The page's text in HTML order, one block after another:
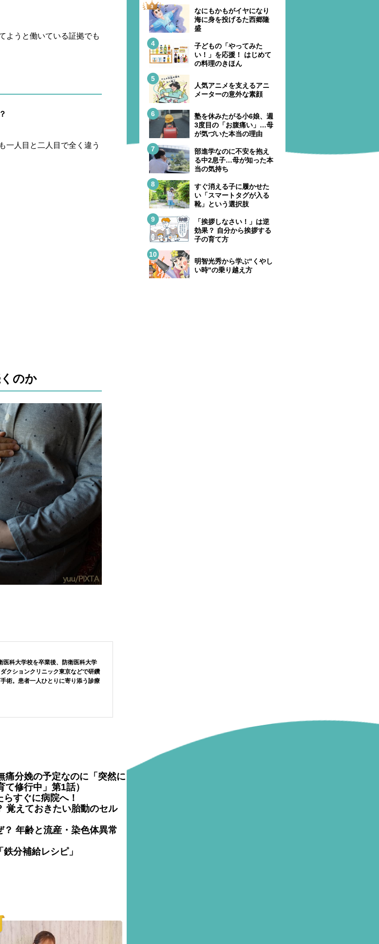
ようと働いている証拠でも
一人目と二人目で全く違う
のか
科大学校を卒業後、防衛医科大学
クションクリニック東京などで研鑽
術。患者一人ひとりに寄り添う診療
分娩の予定なのに「突然に
修行中」第1話）
すぐに病院へ！
覚えておきたい胎動のセル
年齢と流産・染色体異常
分補給レシピ」
なにもかもがイヤになり
海に身を投げるた西郷隆
盛
子どもの「やってみた
い！」を応援！ はじめて
の料理のきほん
人気アニメを支えるアニ
メーターの意外な素顔
塾を休みたがる小6娘、週
3度目の「お腹痛い」…母
が気づいた本当の理由
部進学なのに不安を抱え
る中2息子…母が知った本
当の気持ち
すぐ消える子に履かせた
い「スマートタグが入る
靴」という選択肢
「挨拶しなさい！」は逆
効果？ 自分から挨拶する
子の育て方
明智光秀から学ぶ"くやし
い時"の乗り越え方